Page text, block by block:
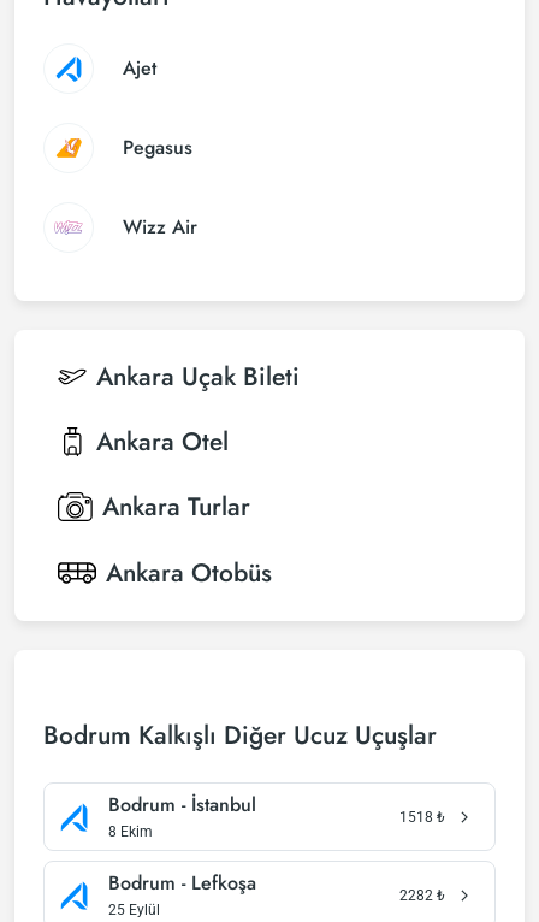
Ajet
Pegasus
Wizz Air
Ankara Uçak Bileti
Ankara Otel
Ankara Turlar
Ankara Otobüs
Bodrum Kalkışlı Diğer Ucuz Uçuşlar
Bodrum - İstanbul
8 Ekim
1518 ₺
Bodrum - Lefkoşa
25 Eylül
2282 ₺